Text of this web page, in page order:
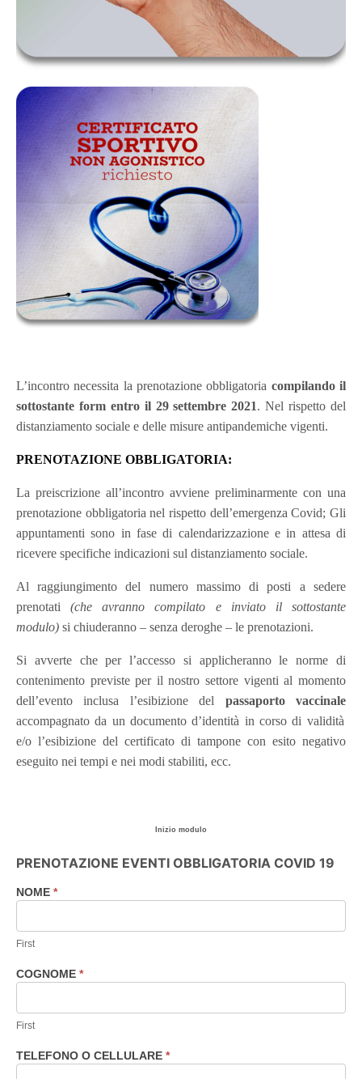
L’incontro necessita la prenotazione obbligatoria compilando il
sottostante form entro il 29 settembre 2021. Nel rispetto del
distanziamento sociale e delle misure antipandemiche vigenti.
PRENOTAZIONE OBBLIGATORIA:
La preiscrizione all’incontro avviene preliminarmente con una
prenotazione obbligatoria nel rispetto dell’emergenza Covid; Gli
appuntamenti sono in fase di calendarizzazione e in attesa di
ricevere specifiche indicazioni sul distanziamento sociale.
Al raggiungimento del numero massimo di posti a sedere
prenotati(che avranno compilato e inviato il sottostante
modulo) si chiuderanno – senza deroghe – le prenotazioni.
Si avverte che per l’accesso si applicheranno le norme di
contenimento previste per il nostro settore vigenti al momento
dell’evento inclusa l’esibizione del passaporto vaccinale
accompagnato da un documento d’identità in corso di validità
e/o l’esibizione del certificato di tampone con esito negativo
eseguito nei tempi e nei modi stabiliti, ecc.
Inizio modulo
PRENOTAZIONE EVENTI OBBLIGATORIA COVID 19
Prenotazione
consigliata
NOME *
First
COGNOME *
First
TELEFONO O CELLULARE *